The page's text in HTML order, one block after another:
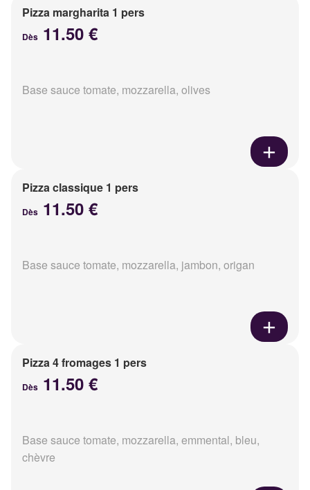
Pizza margharita 1 pers
Dès 11.50 €
Base sauce tomate, mozzarella, olives
Pizza classique 1 pers
Dès 11.50 €
Base sauce tomate, mozzarella, jambon, origan
Pizza 4 fromages 1 pers
Dès 11.50 €
Base sauce tomate, mozzarella, emmental, bleu,
chèvre